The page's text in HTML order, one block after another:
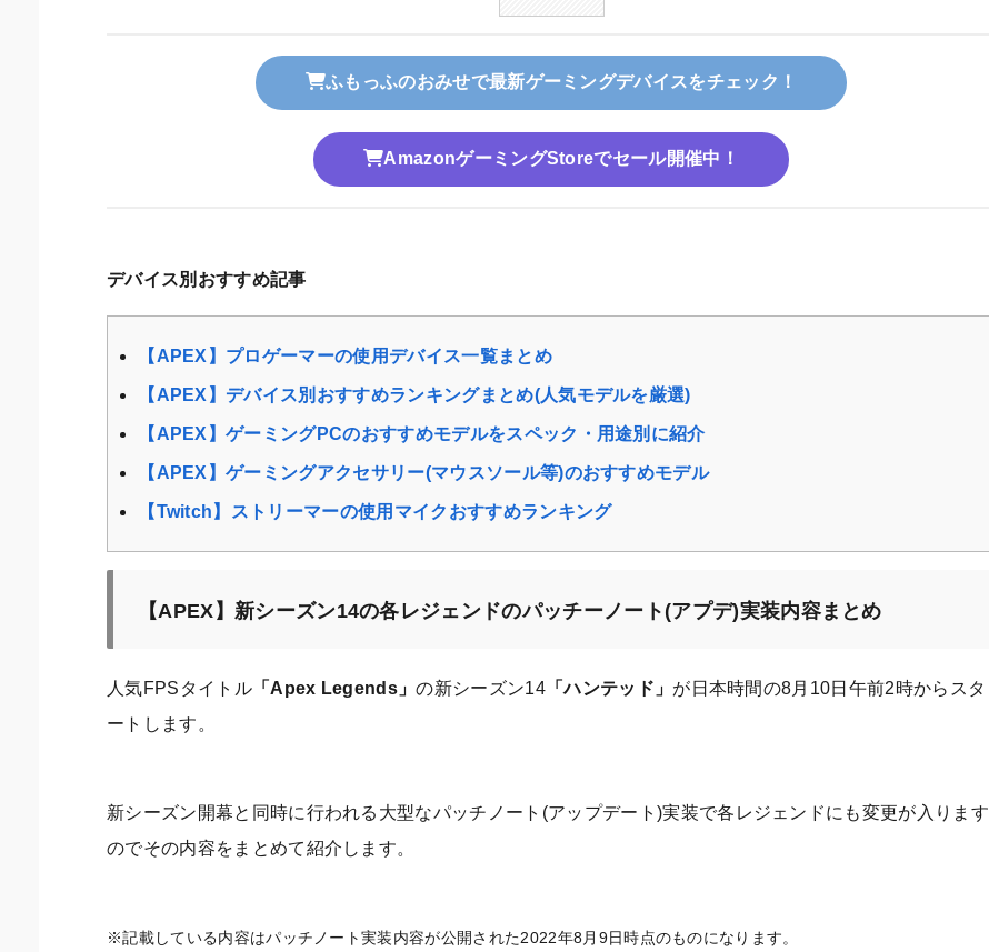
ふもっふのおみせで最新ゲーミングデバイスをチェック！
AmazonゲーミングStoreでセール開催中！
デバイス別おすすめ記事
【APEX】プロゲーマーの使用デバイス一覧まとめ
【APEX】デバイス別おすすめランキングまとめ(人気モデルを厳選)
【APEX】ゲーミングPCのおすすめモデルをスペック・用途別に紹介
【APEX】ゲーミングアクセサリー(マウスソール等)のおすすめモデル
【Twitch】ストリーマーの使用マイクおすすめランキング
【APEX】新シーズン14の各レジェンドのパッチーノート(アプデ)実装内容まとめ
人気FPSタイトル「Apex Legends」の新シーズン14「ハンテッド」 が日本時間の8月10日午前2時からスタ
ートします。
新シーズン開幕と同時に行われる大型なパッチノート(アップデート)実装で各レジェンドにも変更が入ります
のでその内容をまとめて紹介します。
※記載している内容はパッチノート実装内容が公開された2022年8月9日時点のものになります。